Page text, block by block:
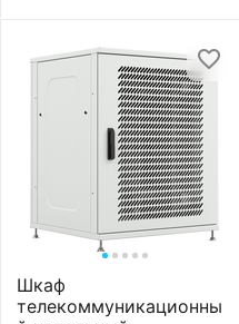
₽
телекоммуникационны
й напольный
ШТНП-18U-800-1000-
ММ-RAL7035
0.0